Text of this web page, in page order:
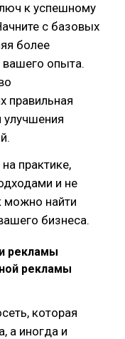
к успешному
с базовых
более
опыта.
правильная
улучшения
практике,
и не
можно найти
бизнеса.
рекламы
рекламы
которая
а иногда и